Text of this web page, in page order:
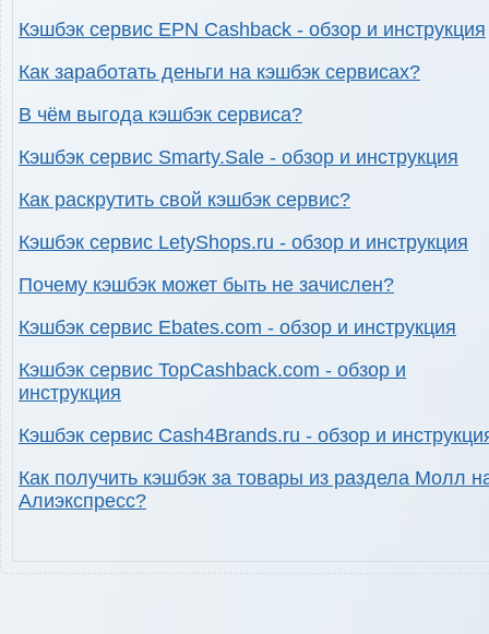
Кэшбэк сервис EPN Cashback - обзор и инструкция
Как заработать деньги на кэшбэк сервисах?
В чём выгода кэшбэк сервиса?
Кэшбэк сервис Smarty.Sale - обзор и инструкция
Как раскрутить свой кэшбэк сервис?
Кэшбэк сервис LetyShops.ru - обзор и инструкция
Почему кэшбэк может быть не зачислен?
Кэшбэк сервис Ebates.com - обзор и инструкция
Кэшбэк сервис TopCashback.com - обзор и
инструкция
Кэшбэк сервис Cash4Brands.ru - обзор и
Как получить кэшбэк за товары из раздела Молл
Алиэкспресс?